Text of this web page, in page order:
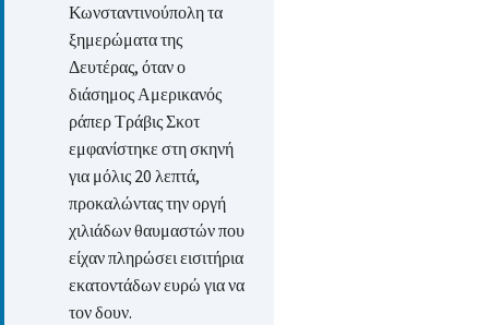
Κωνσταντινούπολη τα
ξημερώματα της
Δευτέρας, όταν ο
διάσημος Αμερικανός
ράπερ Τράβις Σκοτ
εμφανίστηκε στη σκηνή
για μόλις 20 λεπτά,
προκαλώντας την οργή
χιλιάδων θαυμαστών που
είχαν πληρώσει εισιτήρια
εκατοντάδων ευρώ για να
τον δουν.